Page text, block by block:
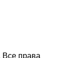
Все права